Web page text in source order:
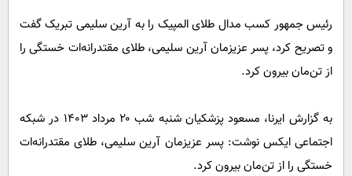
محیط زیست
سلامت
روانشناسی
رئیس جمهور کسب مدال طلای المپیک را به آرین سلیمی تبریک گفت
و تصریح کرد، پسر عزیزمان آرین سلیمی، طلای مقتدرانه‌ات خستگی را
از تن‌مان بیرون کرد.
به گزارش ایرنا، مسعود پزشکیان شنبه شب ۲۰ مرداد ۱۴۰۳ در شبکه
اجتماعی ایکس نوشت: پسر عزیزمان آرین سلیمی، طلای مقتدرانه‌ات
خستگی را از تن‌مان بیرون کرد.